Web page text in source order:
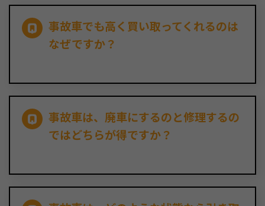
事故車でも高く買い取ってくれるのは
なぜですか？
事故車は、廃車にするのと修理するの
ではどちらが得ですか？